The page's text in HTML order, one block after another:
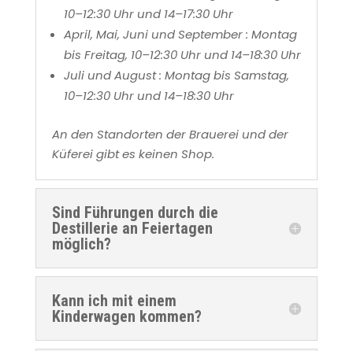
10–12:30 Uhr und 14–17:30 Uhr
April, Mai, Juni und September : Montag
bis Freitag, 10–12:30 Uhr und 14–18:30 Uhr
Juli und August : Montag bis Samstag,
10–12:30 Uhr und 14–18:30 Uhr
An den Standorten der Brauerei und der
Küferei gibt es keinen Shop.
Sind Führungen durch die
Destillerie an Feiertagen
möglich?
Kann ich mit einem
Kinderwagen kommen?